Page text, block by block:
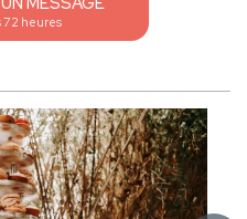
72 heures